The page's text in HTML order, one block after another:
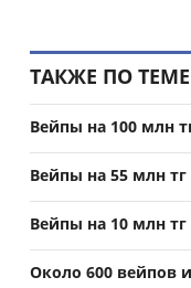
ТАКЖЕ ПО ТЕМЕ
Вейпы на 100 млн
Вейпы на 55 млн
Вейпы на 10 млн
Около 600 вейпов